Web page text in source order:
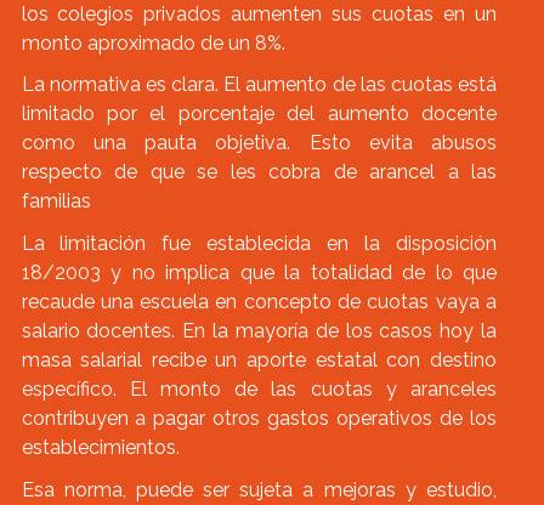
los colegios privados aumenten sus cuotas en un
monto aproximado de un 8%.
La normativa es clara. El aumento de las cuotas está
limitado por el porcentaje del aumento docente
como una pauta objetiva. Esto evita abusos
respecto de que se les cobra de arancel a las
familias
La limitación fue establecida en la disposición
18/2003 y no implica que la totalidad de lo que
recaude una escuela en concepto de cuotas vaya a
salario docentes. En la mayoría de los casos hoy la
masa salarial recibe un aporte estatal con destino
específico. El monto de las cuotas y aranceles
contribuyen a pagar otros gastos operativos de los
establecimientos.
Esa norma, puede ser sujeta a mejoras y estudio,